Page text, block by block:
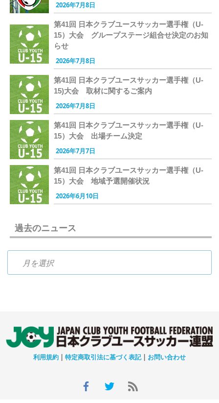
2026年7月8日
第41回 日本クラブユースサッカー選手権（U-
15）大会 グループステージ組合せ決定のお知
らせ
2026年7月8日
第41回 日本クラブユースサッカー選手権（U-
15)大会 取材に関するご案内
2026年7月8日
第41回 日本クラブユースサッカー選手権（U-
15）大会 出場チーム決定
2026年7月7日
第41回 日本クラブユースサッカー選手権（U-
15）大会 地域予選開催状況
2026年6月10日
過去のニュース
利用規約 | 特定商取引法に基づく表記| お問い合わせ